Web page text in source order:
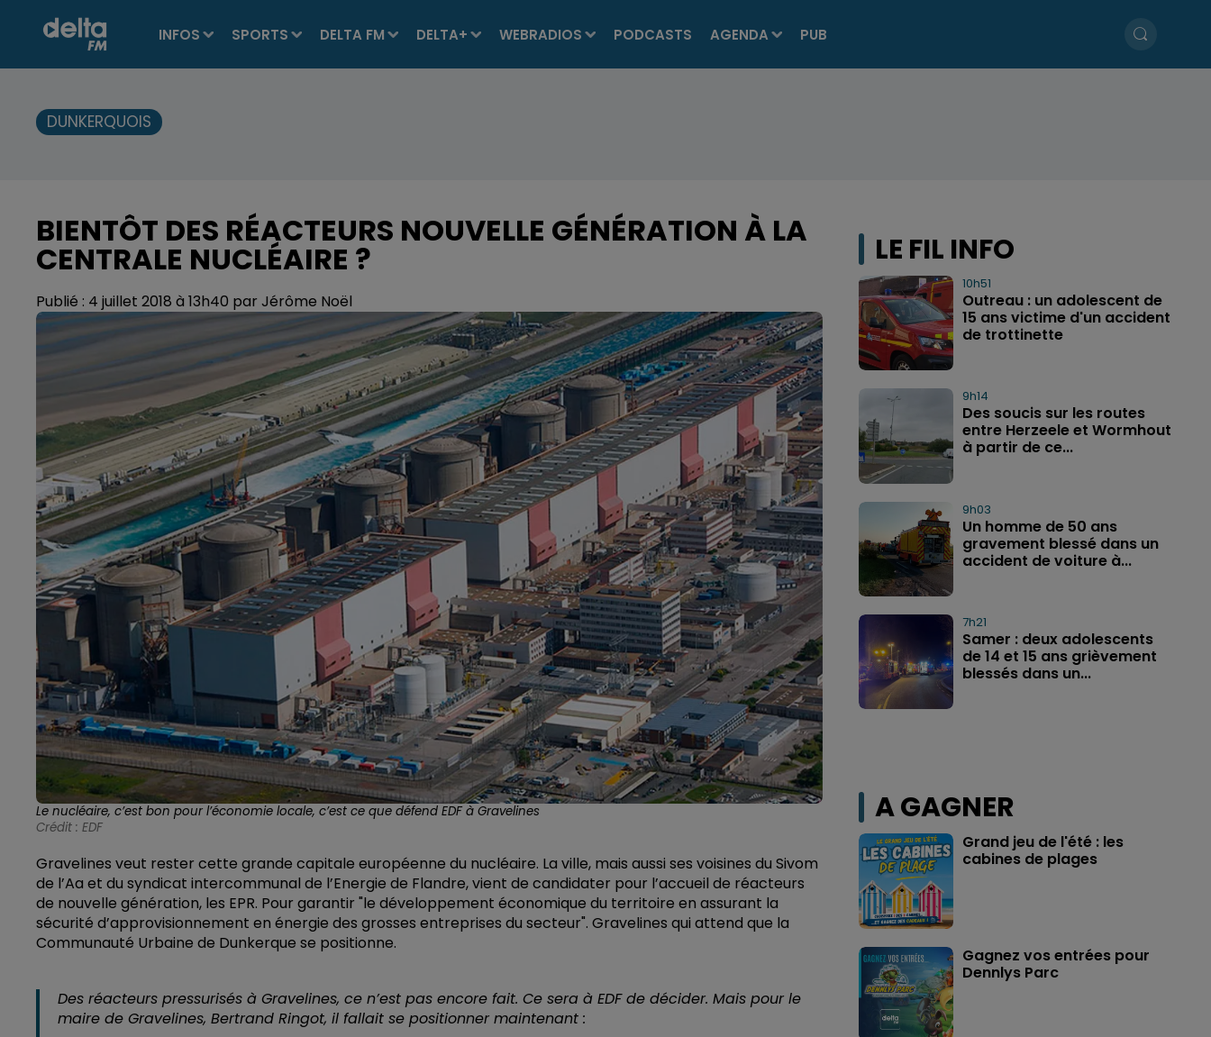
INFOS SPORTS DELTA FM DELTA+ WEBRADIOS PODCASTS AGENDA PUB
DUNKERQUOIS
BIENTÔT DES RÉACTEURS NOUVELLE GÉNÉRATION À LA
CENTRALE NUCLÉAIRE ?
Publié : 4 juillet 2018 à 13h40 par Jérôme Noël
Le nucléaire, c’est bon pour l’économie locale, c’est ce que défend EDF à Gravelines
Crédit : EDF
Gravelines veut rester cette grande capitale européenne du nucléaire. La ville, mais aussi ses voisines du Sivom
de l’Aa et du syndicat intercommunal de l’Energie de Flandre, vient de candidater pour l’accueil de réacteurs
de nouvelle génération, les EPR. Pour garantir "le développement économique du territoire en assurant la
sécurité d’approvisionnement en énergie des grosses entreprises du secteur". Gravelines qui attend que la
Communauté Urbaine de Dunkerque se positionne.
Des réacteurs pressurisés à Gravelines, ce n’est pas encore fait. Ce sera à EDF de décider. Mais pour le
maire de Gravelines, Bertrand Ringot, il fallait se positionner maintenant :
LE FIL INFO
10h51
Outreau : un adolescent de
15 ans victime d'un accident
de trottinette
9h14
Des soucis sur les routes
entre Herzeele et Wormhout
à partir de ce...
9h03
Un homme de 50 ans
gravement blessé dans un
accident de voiture à...
7h21
Samer : deux adolescents
de 14 et 15 ans grièvement
blessés dans un...
A GAGNER
Grand jeu de l'été : les
cabines de plages
Gagnez vos entrées pour
Dennlys Parc